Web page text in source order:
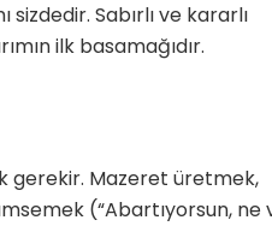
sizdedir. Sabırlı ve kararlı
ilk basamağıdır.
gerekir. Mazeret üretmek,
(“Abartıyorsun, ne